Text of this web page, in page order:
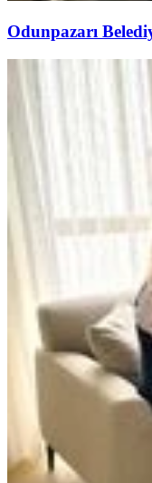
Odunpazarı